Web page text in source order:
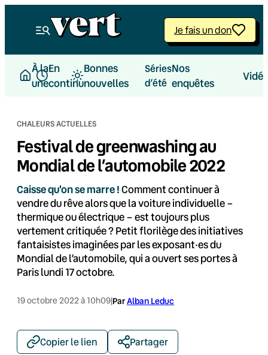
Je fais un don
À la
une
En
continu
Bonnes
nouvelles
Séries
d’été
Nos
enquêtes
CHALEURS ACTUELLES
Festival de greenwashing au
Mondial de l’automobile 2022
Caisse qu'on se marre !Comment continuer à
vendre du rêve alors que la voiture individuelle –
thermique ou électrique – est toujours plus
vertement critiquée ? Petit florilège des initiatives
fantaisistes imaginées par les exposant·es du
Mondial de l’automobile, qui a ouvert ses portes à
Paris lundi 17 octobre.
19 octobre 2022 à 10h09|ParAlban Leduc
Copier le lien Partager